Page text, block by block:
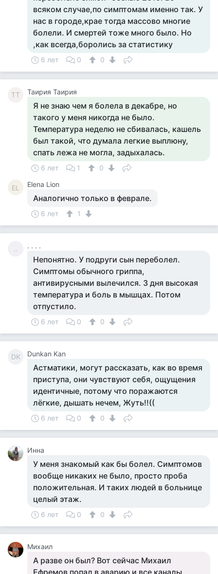
всяком случае,по симптомам именно так. У
нас в городе,крае тогда массово многие
болели. И смертей тоже много было. Но
,как всегда,боролись за статистику
6 лет 0 0
ТТ Таирия Таирия
Я не знаю чем я болела в декабре, но
такого у меня никогда не было.
Температура неделю не сбивалась, кашель
был такой, что думала легкие выплюну,
спать лежа не могла, задыхалась.
6 лет 1 0
EL Elena Lion
Аналогично только в феврале.
6 лет 1
.. . . . .
Непонятно. У подруги сын переболел.
Симптомы обычного гриппа,
антивирусными вылечился. 3 дня высокая
температура и боль в мышцах. Потом
отпустило.
6 лет 0 0
DK Dunkan Kan
Астматики, могут рассказать, как во время
приступа, они чувствуют себя, ощущения
идентичные, потому что поражаются
лёгкие, дышать нечем, Жуть!!((
6 лет 0 0
Инна
У меня знакомый как бы болел. Симптомов
вообще никаких не было, просто проба
положительная. И таких людей в больнице
целый этаж.
6 лет 0 0
Михаил
А разве он был? Вот сейчас Михаил
Ефремов попал в аварию и все каналы